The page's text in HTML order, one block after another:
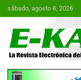
Saltar
al
sábado, agosto 8, 2026
E-